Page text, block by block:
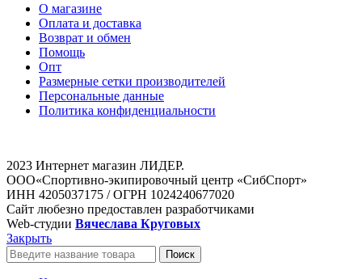
О магазине
Оплата и доставка
Возврат и обмен
Помощь
Опт
Размерные сетки производителей
Персональные данные
Политика конфиденциальности
2023 Интернет магазин ЛИДЕР.
ООО«Спортивно-экипировочный центр «СибСпорт»
ИНН 4205037175 / ОГРН 1024240677020
Сайт любезно предоставлен разработчиками
Web-студии Вячеслава Круговых
Закрыть
Поиск